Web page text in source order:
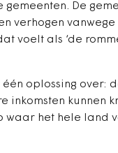
gemeenten. De
verhogen vanwege
voelt als ‘de
oplossing over:
inkomsten kunnen
waar het hele land